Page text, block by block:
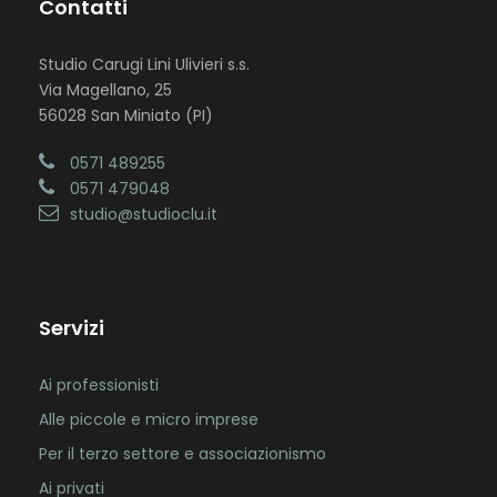
Contatti
Studio Carugi Lini Ulivieri s.s.
Via Magellano, 25
56028 San Miniato (PI)
0571 489255
0571 479048
studio@studioclu.it
Servizi
Ai professionisti
Alle piccole e micro imprese
Per il terzo settore e associazionismo
Ai privati